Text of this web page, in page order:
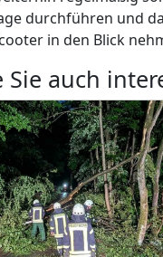
durchführen und
in den Blick
Sie auch